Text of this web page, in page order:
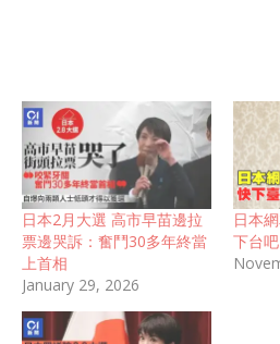
日本2月大選 高市早苗邊拉
票邊哭訴：奮鬥30多年終當
上首相
January 29, 2026
日本
下台